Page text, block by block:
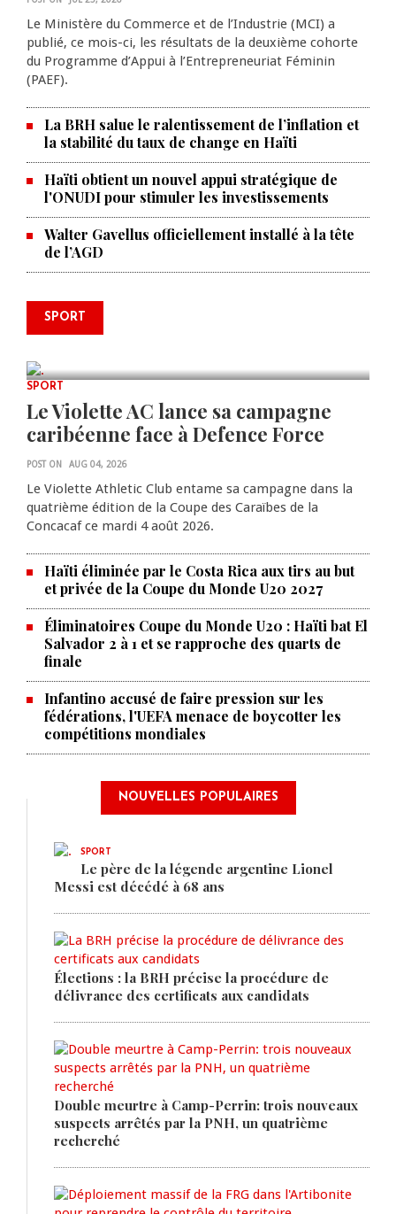
Le Ministère du Commerce et de l’Industrie (MCI) a
publié, ce mois-ci, les résultats de la deuxième cohorte
du Programme d’Appui à l’Entrepreneuriat Féminin
(PAEF).
La BRH salue le ralentissement de l’inflation et
la stabilité du taux de change en Haïti
Haïti obtient un nouvel appui stratégique de
l'ONUDI pour stimuler les investissements
Walter Gavellus officiellement installé à la tête
de l’AGD
SPORT
0 COMMENTS
Le père de la légende argentine
Lionel Messi est décédé à 68 ans
SPORT
Le Violette AC lance sa campagne
caribéenne face à Defence Force
POST ON AUG 04, 2026
Le Violette Athletic Club entame sa campagne dans la
quatrième édition de la Coupe des Caraïbes de la
Concacaf ce mardi 4 août 2026.
Haïti éliminée par le Costa Rica aux tirs au but
et privée de la Coupe du Monde U20 2027
Éliminatoires Coupe du Monde U20 : Haïti bat El
Salvador 2 à 1 et se rapproche des quarts de
finale
Infantino accusé de faire pression sur les
fédérations, l'UEFA menace de boycotter les
compétitions mondiales
NOUVELLES POPULAIRES
SPORT
Le père de la légende argentine Lionel
Messi est décédé à 68 ans
Élections : la BRH précise la procédure de
délivrance des certificats aux candidats
Double meurtre à Camp-Perrin: trois nouveaux
suspects arrêtés par la PNH, un quatrième
recherché